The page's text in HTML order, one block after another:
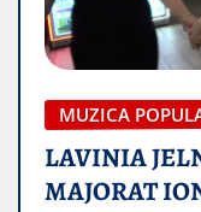
MUZICA
LAVINIA
MAJORAT